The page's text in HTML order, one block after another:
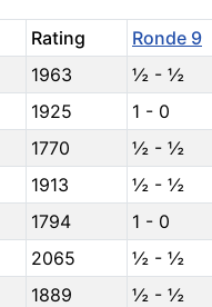
Rating
Ronde 9
1963
½ - ½
1925
1 - 0
1770
½ - ½
1913
½ - ½
1794
1 - 0
2065
½ - ½
1889
½ - ½